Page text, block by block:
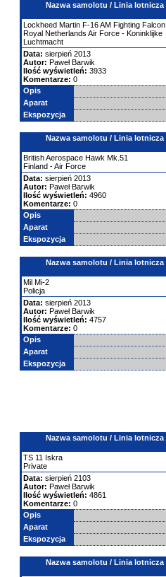
Nazwa samolotu / Linia lotnicza
Lockheed Martin F-16 AM Fighting Falcon
Royal Netherlands Air Force - Koninklijke
Luchtmacht
Data: sierpień 2013
Autor: Paweł Barwik
Ilość wyświetleń: 3933
Komentarze: 0
Opis
Aparat
Ekspozycja
Nazwa samolotu / Linia lotnicza
British Aerospace Hawk Mk.51
Finland - Air Force
Data: sierpień 2013
Autor: Paweł Barwik
Ilość wyświetleń: 4960
Komentarze: 0
Opis
Aparat
Ekspozycja
Nazwa samolotu / Linia lotnicza
Mil Mi-2
Policja
Data: sierpień 2013
Autor: Paweł Barwik
Ilość wyświetleń: 4757
Komentarze: 0
Opis
Aparat
Ekspozycja
Nazwa samolotu / Linia lotnicza
TS 11 Iskra
Private
Data: sierpień 2103
Autor: Paweł Barwik
Ilość wyświetleń: 4861
Komentarze: 0
Opis
Aparat
Ekspozycja
Nazwa samolotu / Linia lotnicza